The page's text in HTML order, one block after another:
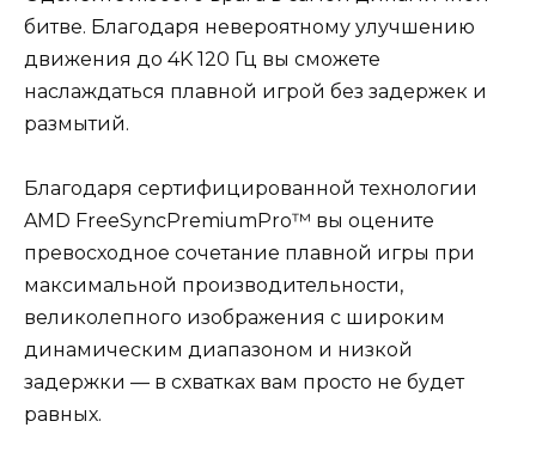
битве. Благодаря невероятному улучшению
движения до 4K 120 Гц вы сможете
наслаждаться плавной игрой без задержек и
размытий.
Благодаря сертифицированной технологии
AMD FreeSyncPremiumPro™ вы оцените
превосходное сочетание плавной игры при
максимальной производительности,
великолепного изображения с широким
динамическим диапазоном и низкой
задержки — в схватках вам просто не будет
равных.